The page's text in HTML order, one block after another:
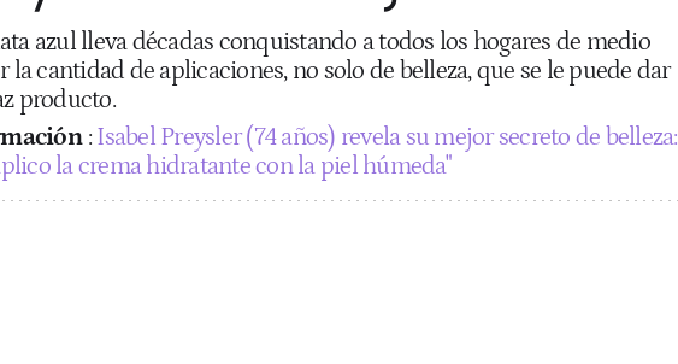
azul lleva décadas conquistando a todos los hogares de medio
la cantidad de aplicaciones, no solo de belleza, que se le puede dar
producto.
: Isabel Preysler (74 años) revela su mejor secreto de belleza:
la crema hidratante con la piel húmeda"